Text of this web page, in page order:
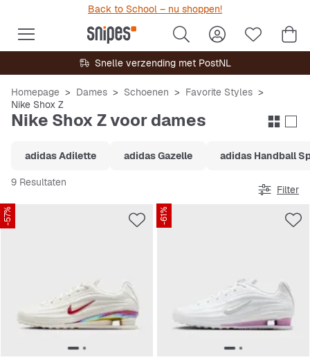
Back to School – nu shoppen!
Snelle verzending met PostNL
Homepage Dames Schoenen
Favorite Styles
Nike Shox Z
Nike Shox Z voor dames
adidas Adilette adidas Gazelle adidas Handball
9 Resultaten
Filter
-57% -61%